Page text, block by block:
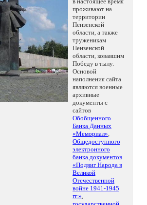
проживают на
территории
Пензенской
области, а также
труженикам
Пензенской
области, ковавшим
Победу в тылу.
Основой
наполнения сайта
являются военные
архивные
документы с
сайтов
Обобщенного
Банка Данных
«Мемориал»,
Общедоступного
электронного
банка документов
«Подвиг Народа в
Великой
Отечественной
войне 1941-1945
гг.»,